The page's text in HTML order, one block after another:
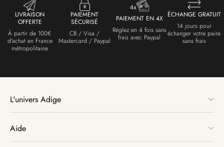
LIVRAISON
OFFERTE
À partir de 100€
d'achat en France
métropolitaine
PAIEMENT
SÉCURISÉ
CB / Visa /
Mastercard / Paypal
PAIEMENT EN 4X
Réglez en 4 fois sans
frais avec Paypal
ÉCHANGE GRATUIT
14 jours pour
échanger votre paire
sans frais
L'univers Adige
Aide